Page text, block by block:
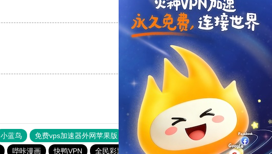
支持 [0] 反对 [0]
支持
小蓝鸟 免费vps加速器外网苹果版 旋风加速度器
快连加速器
哔咔漫画 快鸭VPN 全民彩票下载大全官网 6f彩票welcome